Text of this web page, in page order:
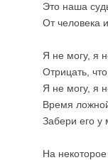
Это наша
От человека
Я не могу, я
Отрицать,
Я не могу, я
Время
Забери его у
На